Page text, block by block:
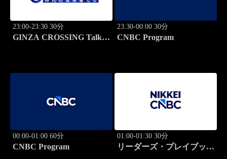
23:00-23:30 30分
GINZA CROSSING Talk
23:30-00:00 30分
CNBC Program
00:00-01:00 60分
CNBC Program
01:00-01:30 30分
リーダーズ・プレイブック